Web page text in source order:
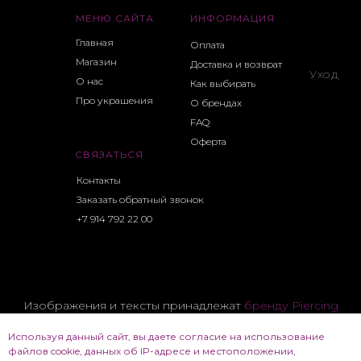
Используя данный сайт, вы даете согласие на использование
файлов cookie, данных об IP-адресе и местоположении,
СВЯЗАТЬСЯ
Контакты
Заказать обратный звонок
+7 914 792 22 00
Уход
МЕНЮ САЙТА
Главная
Магазин
О нас
Про украшения
ИНФОРМАЦИЯ
Оплата
Доставка и возврат
Как выбирать
О брендах
FAQ
Оферта
Изображения и тексты принадлежат бренду Piercing
Все фотоматериалы и тексты принадлежат их
владельцам и используются для демонстрации.